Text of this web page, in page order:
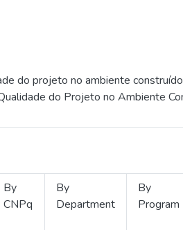
do projeto no ambiente
do Projeto no Ambiente
By
CNPq
By
Department
By
Program